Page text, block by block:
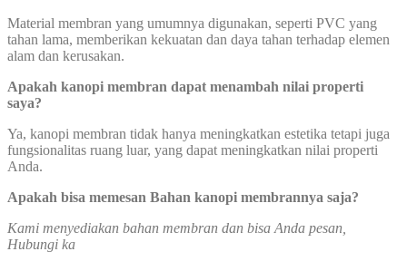
Material membran yang umumnya digunakan, seperti PVC yang
tahan lama, memberikan kekuatan dan daya tahan terhadap elemen
alam dan kerusakan.
Apakah kanopi membran dapat menambah nilai properti
saya?
Ya, kanopi membran tidak hanya meningkatkan estetika tetapi juga
fungsionalitas ruang luar, yang dapat meningkatkan nilai properti
Anda.
Apakah bisa memesan Bahan kanopi membrannya saja?
Kami menyediakan bahan membran dan bisa Anda pesan,
Hubungi ka